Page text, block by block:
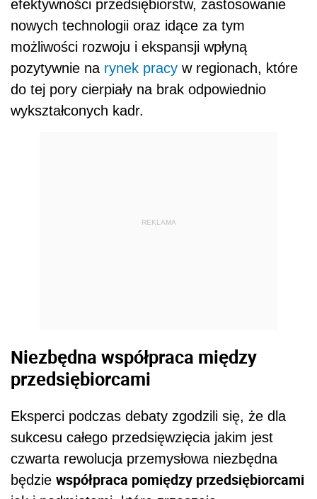
efektywności przedsiębiorstw, zastosowanie
nowych technologii oraz idące za tym
możliwości rozwoju i ekspansji wpłyną
pozytywnie na rynek pracy w regionach, które
do tej pory cierpiały na brak odpowiednio
wykształconych kadr.
REKLAMA
Niezbędna współpraca między
przedsiębiorcami
Eksperci podczas debaty zgodzili się, że dla
sukcesu całego przedsięwzięcia jakim jest
czwarta rewolucja przemysłowa niezbędna
będzie współpraca pomiędzy przedsiębiorcami